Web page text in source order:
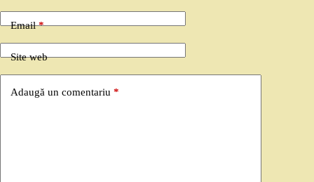
Email*
Site web
Adaugă un comentariu *